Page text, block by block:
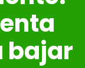
bajar